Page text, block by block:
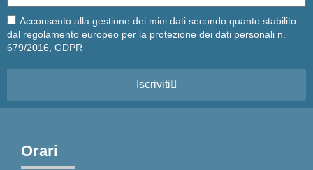
Email
Acconsento alla gestione dei miei dati secondo quanto stabilito
dal regolamento europeo per la protezione dei dati personali n.
679/2016, GDPR
Iscriviti
Orari